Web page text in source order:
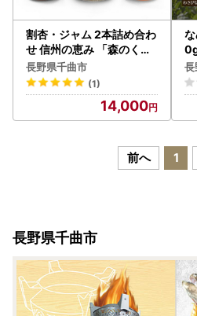
割杏・ジャム 2本詰め合わ
せ 信州の恵み 「森のくだ
もの畑」シリーズ |杏子ジ
ャム
長野県千曲市
(1)
14,000
長
前へ 1
長野県千曲市